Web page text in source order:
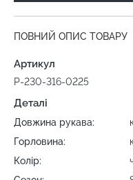
ПОВНИЙ ОПИС ТОВАРУ
Артикул
P-230-316-0225
Деталі
Довжина рукава:
Горловина:
Колір: